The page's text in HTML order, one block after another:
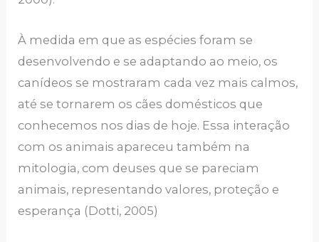
À medida em que as espécies foram se
desenvolvendo e se adaptando ao meio, os
canídeos se mostraram cada vez mais calmos,
até se tornarem os cães domésticos que
conhecemos nos dias de hoje. Essa interação
com os animais apareceu também na
mitologia, com deuses que se pareciam
animais, representando valores, proteção e
esperança (Dotti, 2005)